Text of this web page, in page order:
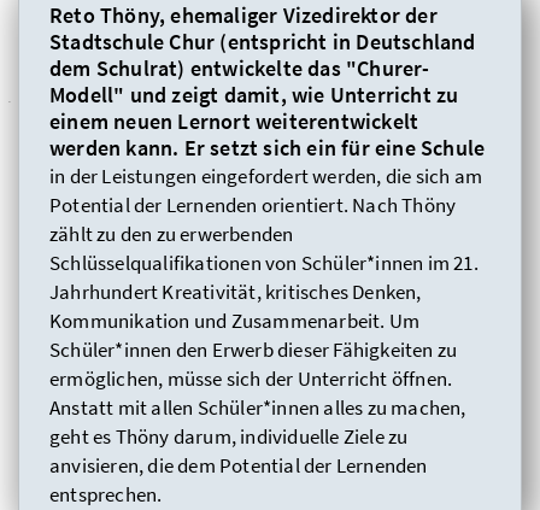
Reto Thöny, ehemaliger Vizedirektor der
Stadtschule Chur (entspricht in Deutschland
dem Schulrat) entwickelte das "Churer-
Modell" und zeigt damit, wie Unterricht zu
einem neuen Lernort weiterentwickelt
werden kann. Er setzt sich ein für eine Schule
in der Leistungen eingefordert werden, die sich am
Potential der Lernenden orientiert. Nach Thöny
zählt zu den zu erwerbenden
Schlüsselqualifikationen von Schüler*innen im 21.
Jahrhundert Kreativität, kritisches Denken,
Kommunikation und Zusammenarbeit. Um
Schüler*innen den Erwerb dieser Fähigkeiten zu
ermöglichen, müsse sich der Unterricht öffnen.
Anstatt mit allen Schüler*innen alles zu machen,
geht es Thöny darum, individuelle Ziele zu
anvisieren, die dem Potential der Lernenden
entsprechen.